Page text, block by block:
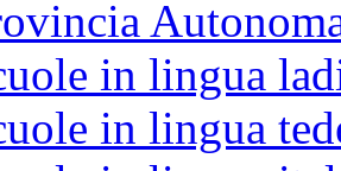
in lingua
in lingua